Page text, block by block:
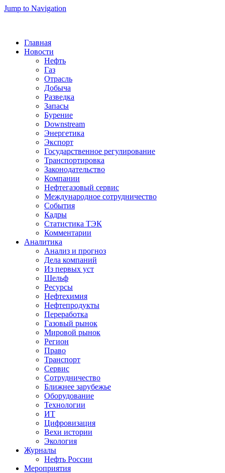
Jump to Navigation
Главная
Новости
Нефть
Газ
Отрасль
Добыча
Разведка
Запасы
Бурение
Downstream
Энергетика
Экспорт
Государственное регулирование
Транспортировка
Законодательство
Компании
Нефтегазовый сервис
Международное сотрудничество
События
Кадры
Статистика ТЭК
Комментарии
Аналитика
Анализ и прогноз
Дела компаний
Из первых уст
Шельф
Ресурсы
Нефтехимия
Нефтепродукты
Переработка
Газовый рынок
Мировой рынок
Регион
Право
Транспорт
Сервис
Сотрудничество
Ближнее зарубежье
Оборудование
Технологии
ИТ
Цифровизация
Вехи истории
Экология
Журналы
Нефть России
Мероприятия